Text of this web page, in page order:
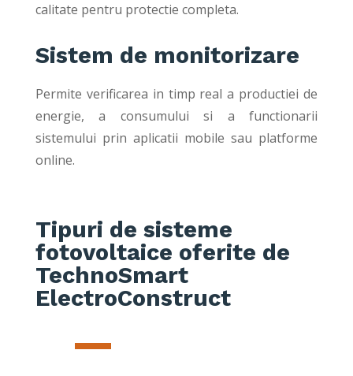
calitate pentru protectie completa.
Sistem de monitorizare
Permite verificarea in timp real a productiei de
energie, a consumului si a functionarii
sistemului prin aplicatii mobile sau platforme
online.
Tipuri de sisteme
fotovoltaice oferite de
TechnoSmart
ElectroConstruct